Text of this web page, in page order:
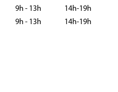
9h - 13h
14h-19h
9h - 13h 14h-19h